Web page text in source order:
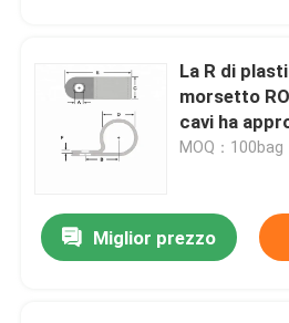
La R di
morsetto
cavi ha
per cavi di
MOQ：100bag
Miglior prezzo